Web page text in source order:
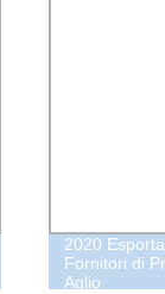
2020
Fornitori di
Aglio